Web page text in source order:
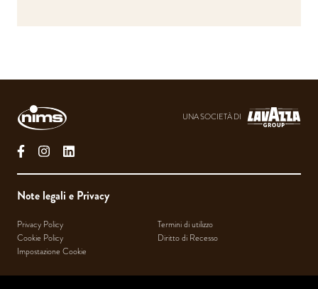
UNA SOCIETÀ DI
facebook
instagramlinkedin
Note legali e Privacy
Privacy Policy
Cookie Policy
Impostazione Cookie
Termini di utilizzo
Diritto di Recesso